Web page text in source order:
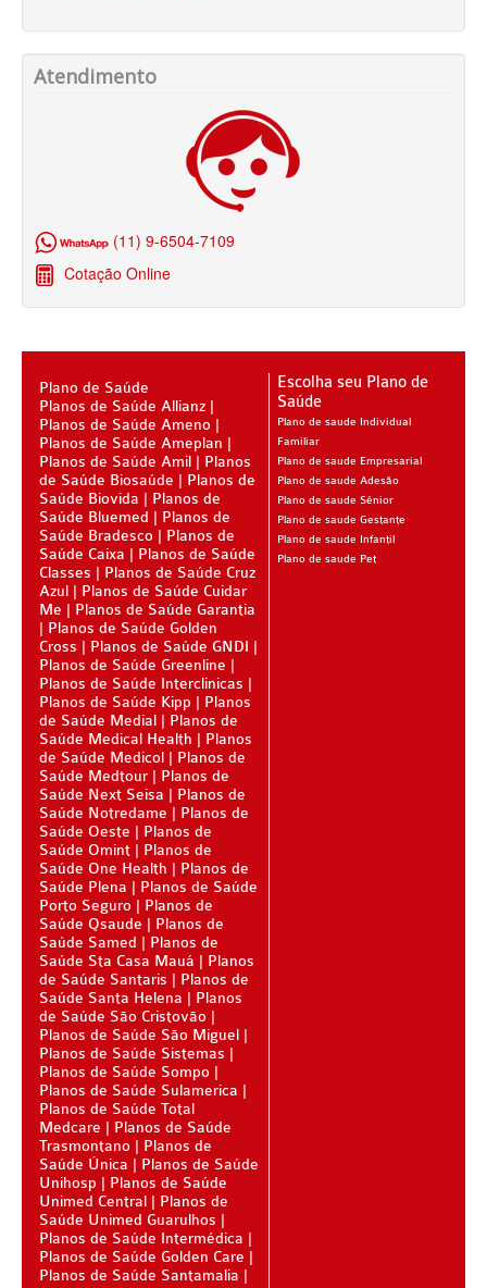
TRASMONTANO PLANO DE SAÚDE INFANTIL
UNIHOSP PLANO DE SAÚDE INFANTIL
PLANO DE SAÚDE SÊNIOR
AMEPLAN PLANO DE SAÚDE SÊNIOR
BIO SAÚDE PLANO DE SAÚDE SÊNIOR
CUIDAR ME PLANO DE SAÚDE SÊNIOR
GNDI PLANO DE SAÚDE SÊNIOR
GARANTIA GS PLANO DE SAÚDE SÊNIOR
GREENLINE PLANO DE SAÚDE SÊNIOR
KIPP PLANO DE SAÚDE SÊNIOR
MEDSENIORPLANO DE SAÚDE SÊNIOR
QSAÚDE PLANO DE SAÚDE SÊNIOR
SANTA HELENA PLANO DE SAÚDE SÊNIOR
SÃO CRISTOVÃO PLANO DE SAÚDE SÊNIOR
TOTAL MEDCARE PLANO DE SAÚDE SÊNIOR
TRANSMONTANO PLANO DE SAÚDE SÊNIOR
ÚNICA PLANO DE SAÚDE SÊNIOR
UNIHOSP PLANO DE SAÚDE SÊNIOR
OPERADORAS
PLANO DE SAÚDE ALLIANZ
PLANO DE SAÚDE AMEPLAN
PLANO DE SAÚDE AMENO
PLANO DE SAÚDE AMIL
PLANO DE SAÚDE BIOSAÚDE
PLANO DE SAÚDE BIOVIDA
PLANO DE SAÚDE BLUEMED
PLANO DE SAÚDE BRADESCO
PLANO DE SAÚDE CAIXA
Atendimento
(11) 9-6504-7109
Cotação Online
Plano de Saúde
Planos de Saúde Allianz
Planos de Saúde Ameno
Planos de Saúde Ameplan
Planos de Saúde Amil
Planos
de Saúde Biosaúde
Planos de
Saúde Biovida
Planos de
Saúde Bluemed
Planos de
Saúde Bradesco
Planos de
Saúde Caixa
Planos de Saúde
Classes
Planos de Saúde Cruz
Azul
Planos de Saúde Cuidar
Me
Planos de Saúde Garantia
Planos de Saúde Golden
Cross
Planos de Saúde GNDI
Planos de Saúde Greenline
Planos de Saúde Interclinicas
Planos de Saúde Kipp
Planos
de Saúde Medial
Planos de
Saúde Medical Health
Planos
de Saúde Medicol
Planos de
Saúde Medtour
Planos de
Saúde Next Seisa
Planos de
Saúde Notredame
Planos de
Saúde Oeste
Planos de
Saúde Omint
Planos de
Saúde One Health
Planos de
Saúde Plena
Planos de Saúde
Porto Seguro
Planos de
Saúde Qsaude
Planos de
Saúde Samed
Planos de
Saúde Sta Casa Mauá
Planos
de Saúde Santaris
Planos de
Saúde Santa Helena
Planos
de Saúde São Cristovão
Planos de Saúde São Miguel
Planos de Saúde Sistemas
Planos de Saúde Sompo
Planos de Saúde Sulamerica
Planos de Saúde Total
Medcare
Planos de Saúde
Trasmontano
Planos de
Saúde Única
Planos de Saúde
Unihosp
Planos de Saúde
Unimed Central
Planos de
Saúde Unimed Guarulhos
Planos de Saúde Intermédica
Planos de Saúde Golden Care
Planos de Saúde Santamalia
Escolha seu Plano de
Saúde
Plano de saude Individual
Familiar
Plano de saude Empresarial
Plano de saude Adesão
Plano de saude Sênior
Plano de saude Gestante
Plano de saude Infantil
Plano de saude Pet